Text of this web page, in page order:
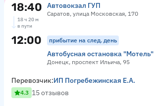
18:40 Автовокзал ГУП
Саратов, улица Московская, 170
18 ч 20 м
в пути
12:00 прибытие на след. день
Автобусная остановка "Мотель"
Донецк, проспект Ильича, 95
Перевозчик:ИП Погребежинская Е.А.
4.3 15 отзывов